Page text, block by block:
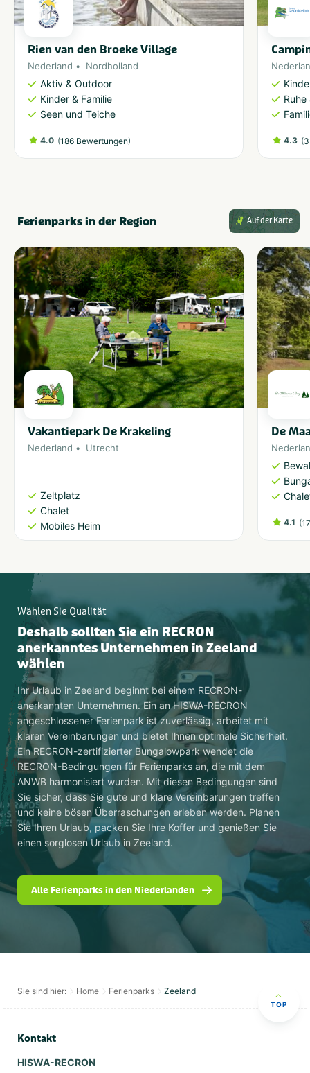
Rien van den Broeke Village
Nederland Nordholland
Aktiv & Outdoor
Kinder & Familie
Seen und Teiche
4.0 (186 Bewertungen) 4.3 (
Ferienparks in der Region Auf der Karte
Vakantiepark De Krakeling
Nederland Utrecht
Zeltplatz
Chalet
Mobiles Heim
De
4.1 (
Wählen Sie Qualität
Deshalb sollten Sie ein RECRON
anerkanntes Unternehmen in Zeeland
wählen
Ihr Urlaub in Zeeland beginnt bei einem RECRON-
anerkannten Unternehmen. Ein an HISWA-RECRON
angeschlossener Ferienpark ist zuverlässig, arbeitet mit
klaren Vereinbarungen und bietet Ihnen optimale Sicherheit.
Ein RECRON-zertifizierter Bungalowpark wendet die
RECRON-Bedingungen für Ferienparks an, die mit dem
ANWB harmonisiert wurden. Mit diesen Bedingungen sind
Sie sicher, dass Sie gute und klare Vereinbarungen treffen
und keine bösen Überraschungen erleben werden. Planen
Sie Ihren Urlaub, packen Sie Ihre Koffer und genießen Sie
einen sorglosen Urlaub in Zeeland.
Alle Ferienparks in den Niederlanden
Sie sind hier: Home Ferienparks Zeeland
TOP
Kontakt
HISWA-RECRON